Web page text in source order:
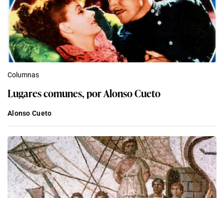
Columnas
Lugares comunes, por Alonso Cueto
Alonso Cueto